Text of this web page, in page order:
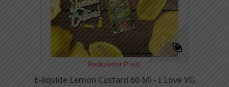
Reduzierter Preis!
E-liquide Lemon Custard 60 Ml - I Love VG